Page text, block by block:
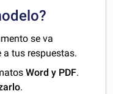
se va
a tus respuestas.
Word y PDF.
.